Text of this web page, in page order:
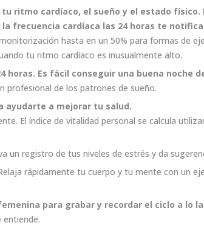
ritmo cardíaco, el sueño y el estado físico.
frecuencia cardíaca las 24 horas te
hasta en un 50% para formas de
tu ritmo cardíaco es inusualmente alto.
horas. Es fácil conseguir una buena noche
profesional de los patrones de sueño.
ayudarte a mejorar tu salud.
El índice de vitalidad personal se calcula
un registro de tus niveles de estrés y da
rápidamente tu cuerpo y tu mente con un
para grabar y recordar el ciclo a lo
entiende.